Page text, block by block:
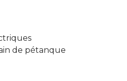
de pétanque